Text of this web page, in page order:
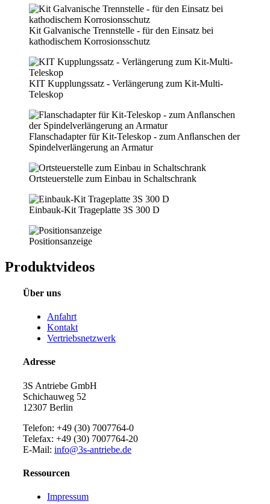
Kit Galvanische Trennstelle - für den Einsatz bei
kathodischem Korrosionsschutz
KIT Kupplungssatz - Verlängerung zum Kit-Multi-
Teleskop
Flanschadapter für Kit-Teleskop - zum Anﬂanschen der
Spindelverlängerung an Armatur
Ortsteuerstelle zum Einbau in Schaltschrank
Einbauk-Kit Trageplatte 3S 300 D
Positionsanzeige
Produktvideos
Über uns
Anfahrt
Kontakt
Vertriebsnetzwerk
Adresse
3S Antriebe GmbH
Schichauweg 52
12307 Berlin
Telefon: +49 (30) 7007764-0
Telefax: +49 (30) 7007764-20
E-Mail: info@3s-antriebe.de
Ressourcen
Impressum